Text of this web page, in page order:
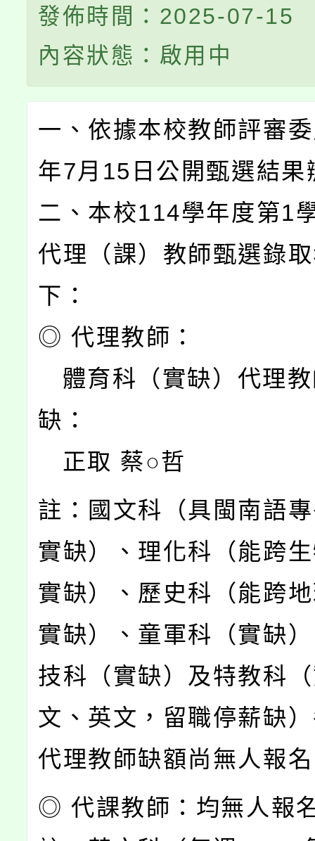
發佈時間：2025-07-15
內容狀態：啟用中
一、依據本校教師評審
年7月15日公開甄選結果
二、本校114學年度第1
代理（課）教師甄選錄
下：
◎ 代理教師：
體育科（實缺）代理
缺：
正取 蔡○哲
註：國文科（具閩南語
實缺）、理化科（能跨
實缺）、歷史科（能跨
實缺）、童軍科（實缺
技科（實缺）及特教科
文、英文，留職停薪缺
代理教師缺額尚無人報
◎ 代課教師：均無人報